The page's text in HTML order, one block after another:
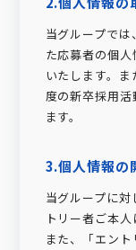
当グループで
た応募者の個
いたします。
度の新卒採用
ます。
3.個人情報の
当グループに
トリー者ご本
また、「エン